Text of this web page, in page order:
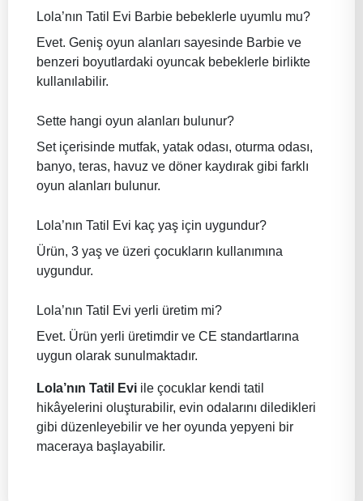
Lola’nın Tatil Evi Barbie bebeklerle uyumlu mu?
Evet. Geniş oyun alanları sayesinde Barbie ve
benzeri boyutlardaki oyuncak bebeklerle birlikte
kullanılabilir.
Sette hangi oyun alanları bulunur?
Set içerisinde mutfak, yatak odası, oturma odası,
banyo, teras, havuz ve döner kaydırak gibi farklı
oyun alanları bulunur.
Lola’nın Tatil Evi kaç yaş için uygundur?
Ürün, 3 yaş ve üzeri çocukların kullanımına
uygundur.
Lola’nın Tatil Evi yerli üretim mi?
Evet. Ürün yerli üretimdir ve CE standartlarına
uygun olarak sunulmaktadır.
Lola’nın Tatil Evi ile çocuklar kendi tatil
hikâyelerini oluşturabilir, evin odalarını diledikleri
gibi düzenleyebilir ve her oyunda yepyeni bir
maceraya başlayabilir.